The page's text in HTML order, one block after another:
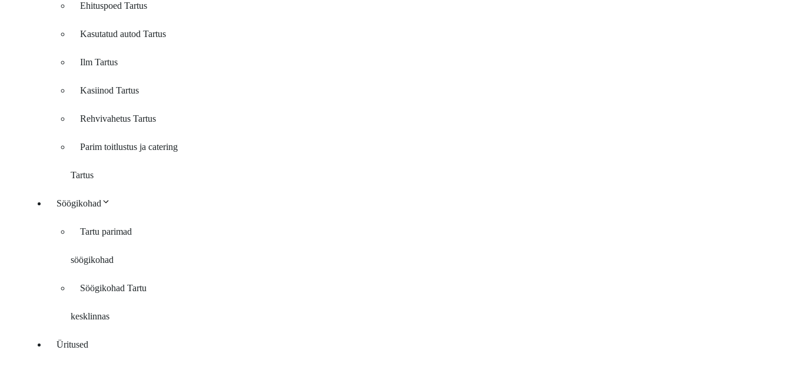
Ehituspoed Tartus
Kasutatud autod Tartus
Ilm Tartus
Kasiinod Tartus
Rehvivahetus Tartus
Parim toitlustus ja catering
Tartus
Söögikohad
Tartu parimad
söögikohad
Söögikohad Tartu
kesklinnas
Üritused